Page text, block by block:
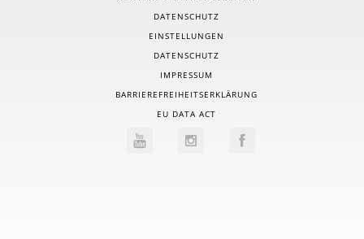
DATENSCHUTZ
EINSTELLUNGEN
DATENSCHUTZ
IMPRESSUM
BARRIEREFREIHEITSERKLÄRUNG
EU DATA ACT